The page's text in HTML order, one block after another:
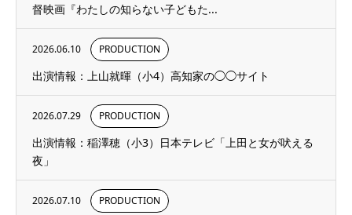
督映画『わたしの知らない子どもた...
2026.06.10 PRODUCTION
出演情報：上山就暉（小4）高知家の◯◯サイト
2026.07.29 PRODUCTION
出演情報：稲澤穂（小3）日本テレビ「上田と女が吠える
夜」
2026.07.10 PRODUCTION